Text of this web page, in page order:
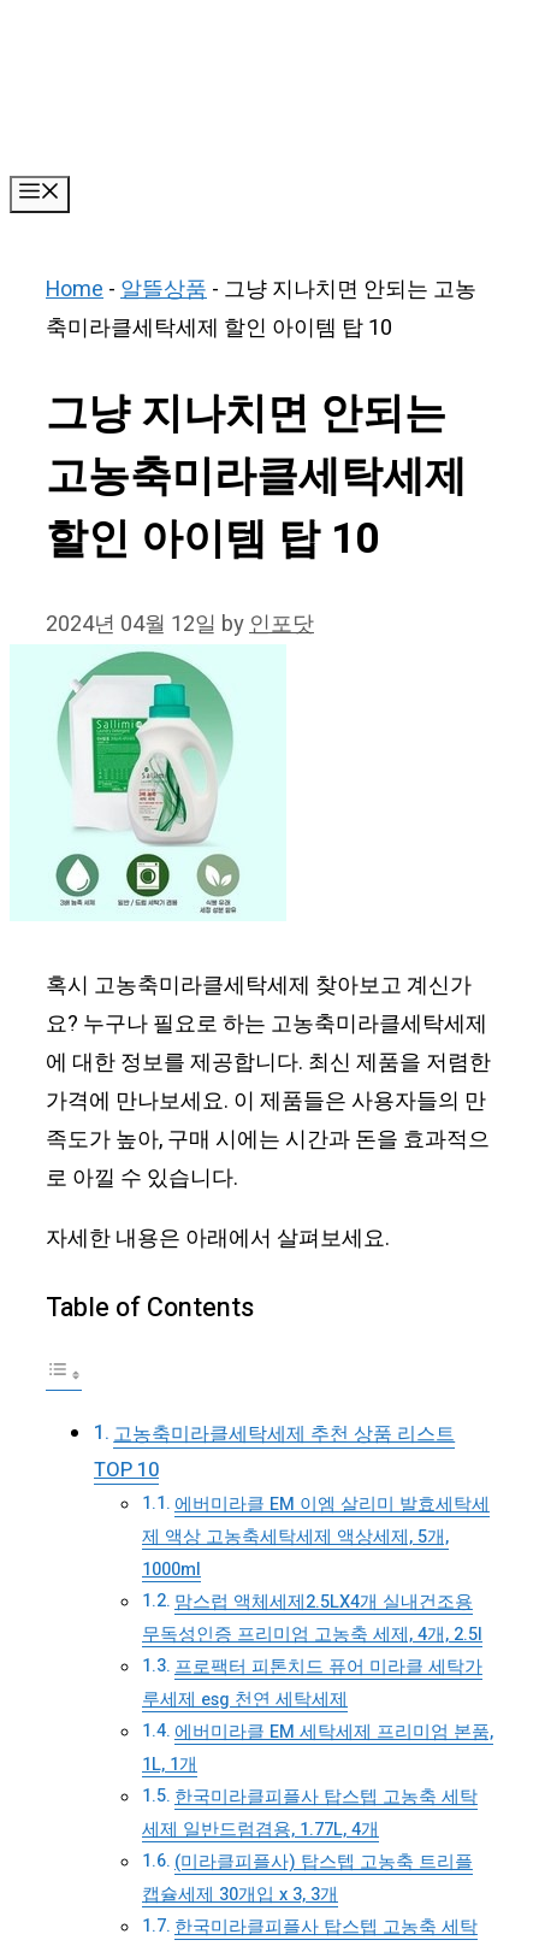
Home-알뜰상품- 그냥 지나치면 안되는 고농
축미라클세탁세제 할인 아이템 탑 10
그냥 지나치면 안되는
고농축미라클세탁세제
할인 아이템 탑 10
2024년 04월 12일 by인포닷
혹시 고농축미라클세탁세제 찾아보고 계신가
요? 누구나 필요로 하는 고농축미라클세탁세제
에 대한 정보를 제공합니다. 최신 제품을 저렴한
가격에 만나보세요. 이 제품들은 사용자들의 만
족도가 높아, 구매 시에는 시간과 돈을 효과적으
로 아낄 수 있습니다.
자세한 내용은 아래에서 살펴보세요.
Table of Contents
고농축미라클세탁세제 추천 상품 리스트
TOP 10
에버미라클 EM 이엠 살리미 발효세탁세
제 액상 고농축세탁세제 액상세제, 5개,
1000ml
맘스럽 액체세제2.5LX4개 실내건조용
무독성인증 프리미엄 고농축 세제, 4개, 2.5l
프로팩터 피톤치드 퓨어 미라클 세탁가
루세제 esg 천연 세탁세제
에버미라클 EM 세탁세제 프리미엄 본품,
1L, 1개
한국미라클피플사 탑스텝 고농축 세탁
세제 일반드럼겸용, 1.77L, 4개
(미라클피플사) 탑스텝 고농축 트리플
캡슐세제 30개입 x 3, 3개
한국미라클피플사 탑스텝 고농축 세탁